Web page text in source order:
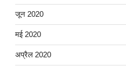
जून 2020
मई 2020
अप्रैल 2020